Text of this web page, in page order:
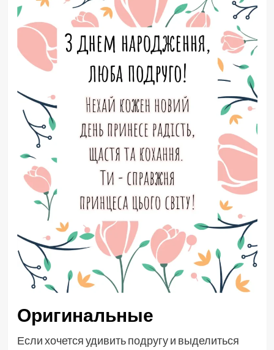
Оригинальные
Если хочется удивить подругу и выделиться